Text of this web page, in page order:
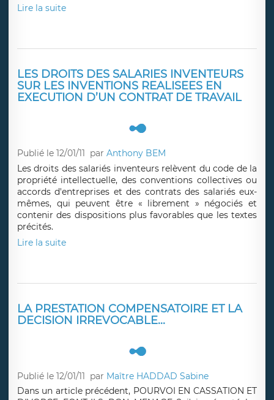
Lire la suite
LES DROITS DES SALARIES INVENTEURS
SUR LES INVENTIONS REALISEES EN
EXECUTION D’UN CONTRAT DE TRAVAIL
Publié le 12/01/11 parAnthony BEM
Les droits des salariés inventeurs relèvent du code de la
propriété intellectuelle, des conventions collectives ou
accords d'entreprises et des contrats des salariés eux-
mêmes, qui peuvent être « librement » négociés et
contenir des dispositions plus favorables que les textes
précités.
Lire la suite
LA PRESTATION COMPENSATOIRE ET LA
DECISION IRREVOCABLE...
Publié le 12/01/11 par Maître HADDAD Sabine
Dans un article précédent, POURVOI EN CASSATION ET